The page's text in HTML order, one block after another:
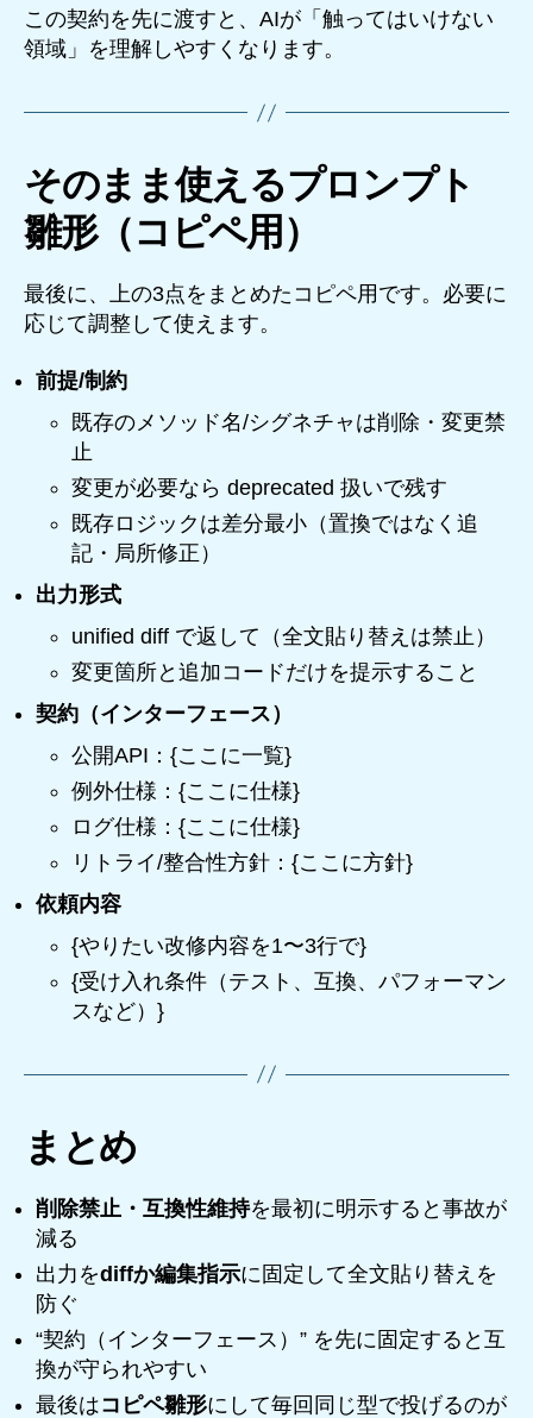
この契約を先に渡すと、AIが「触ってはいけない
領域」を理解しやすくなります。
そのまま使えるプロンプト
雛形（コピペ用）
最後に、上の3点をまとめたコピペ用です。必要に
応じて調整して使えます。
前提/制約
既存のメソッド名/シグネチャは削除・変更禁
止
変更が必要なら deprecated 扱いで残す
既存ロジックは差分最小（置換ではなく追
記・局所修正）
出力形式
unified diff で返して（全文貼り替えは禁止）
変更箇所と追加コードだけを提示すること
契約（インターフェース）
公開API：{ここに一覧}
例外仕様：{ここに仕様}
ログ仕様：{ここに仕様}
リトライ/整合性方針：{ここに方針}
依頼内容
{やりたい改修内容を1〜3行で}
{受け入れ条件（テスト、互換、パフォーマン
スなど）}
まとめ
削除禁止・互換性維持を最初に明示すると事故が
減る
出力をdiffか編集指示に固定して全文貼り替えを
防ぐ
“契約（インターフェース）” を先に固定すると互
換が守られやすい
最後はコピペ雛形にして毎回同じ型で投げるのが